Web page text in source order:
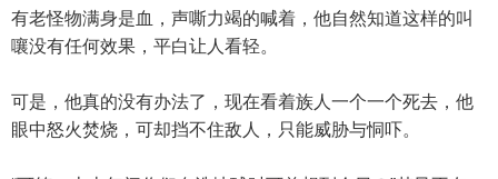
有老怪物满身是血，声嘶力竭的喊着，他自然知道这样的叫
嚷没有任何效果，平白让人看轻。
可是，他真的没有办法了，现在看着族人一个一个死去，他
眼中怒火焚烧，可却挡不住敌人，只能威胁与恫吓。